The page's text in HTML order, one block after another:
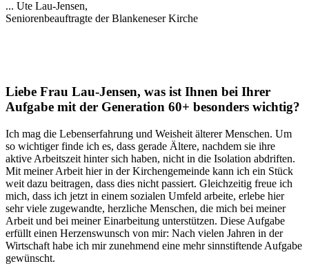
... Ute Lau-Jensen,
Seniorenbeauftragte der Blankeneser Kirche
Liebe Frau Lau-Jensen, was ist Ihnen bei Ihrer
Aufgabe mit der Generation 60+ besonders wichtig?
Ich mag die Lebenserfahrung und Weisheit älterer Menschen. Um
so wichtiger finde ich es, dass gerade Ältere, nachdem sie ihre
aktive Arbeitszeit hinter sich haben, nicht in die Isolation abdriften.
Mit meiner Arbeit hier in der Kirchengemeinde kann ich ein Stück
weit dazu beitragen, dass dies nicht passiert. Gleichzeitig freue ich
mich, dass ich jetzt in einem sozialen Umfeld arbeite, erlebe hier
sehr viele zugewandte, herzliche Menschen, die mich bei meiner
Arbeit und bei meiner Einarbeitung unterstützen. Diese Aufgabe
erfüllt einen Herzenswunsch von mir: Nach vielen Jahren in der
Wirtschaft habe ich mir zunehmend eine mehr sinnstiftende Aufgabe
gewünscht.